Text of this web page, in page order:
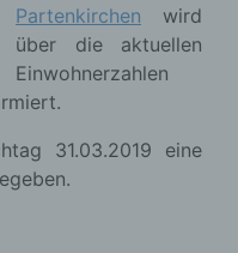
Partenkirchen wird
über die aktuellen
Einwohnerzahlen
31.03.2019 eine